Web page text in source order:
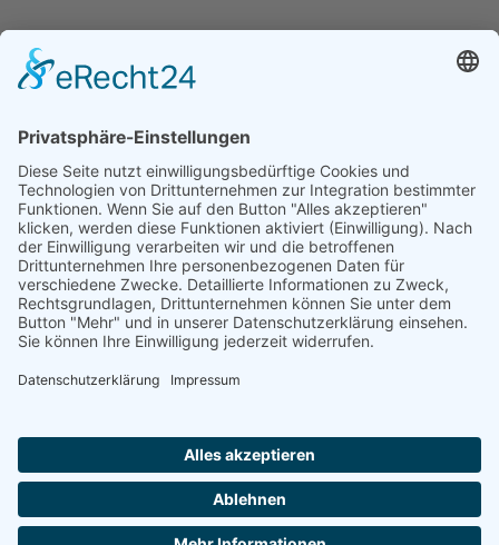
Spiesberger's Alpenküche
Hier gibt es das berühmte Berchtesgaden Souvenir – die
Watzmann Praline.
Man serviert typische bayerische Gerichte, darunter viele
Berchtesgadener Spezialitäten. Nicht nur die Nudeln und
Brote, sondern auch alle Torten, Kuchen und natürlich die
Watzmann Praline wird selbst hergestellt.